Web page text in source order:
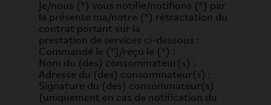
Je/nous (*) vous notifie/notifions (*) par
la présente ma/notre (*) rétractation du
contrat portant sur la
prestation de services ci-dessous :
Commandé le (*)/reçu le (*) :
Nom du (des) consommateur(s) :
Adresse du (des) consommateur(s) :
Signature du (des) consommateur(s)
(uniquement en cas de notification du